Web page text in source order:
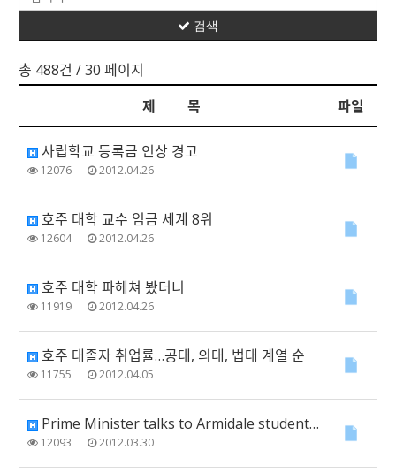
총 488건 / 30 페이지
검색
제 목 파일
사립학교 등록금 인상 경고
12076 2012.04.26
호주 대학 교수 임금 세계 8위
12604 2012.04.26
호주 대학 파헤쳐 봤더니
11919 2012.04.26
호주 대졸자 취업률…공대, 의대, 법대 계열 순
11755 2012.04.05
Prime Minister talks to Armidale students in UNE Kor…
12093 2012.03.30